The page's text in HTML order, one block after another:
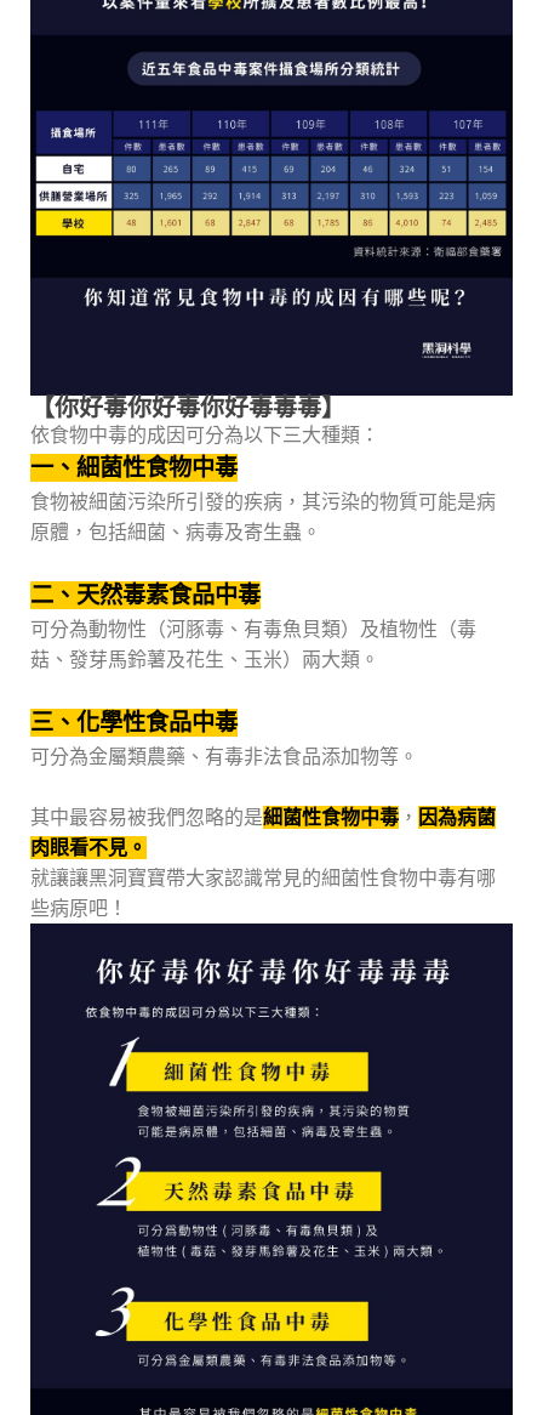
【你好毒你好毒你好毒毒毒】
依食物中毒的成因可分為以下三大種類：
一、細菌性食物中毒
食物被細菌污染所引發的疾病，其污染的物質可能是病
原體，包括細菌、病毒及寄生蟲。
二、天然毒素食品中毒
可分為動物性（河豚毒、有毒魚貝類）及植物性（毒
菇、發芽馬鈴薯及花生、玉米）兩大類。
三、化學性食品中毒
可分為金屬類農藥、有毒非法食品添加物等。
其中最容易被我們忽略的是細菌性食物中毒 ， 因為病菌
肉眼看不見。
就讓讓黑洞寶寶帶大家認識常見的細菌性食物中毒有哪
些病原吧！